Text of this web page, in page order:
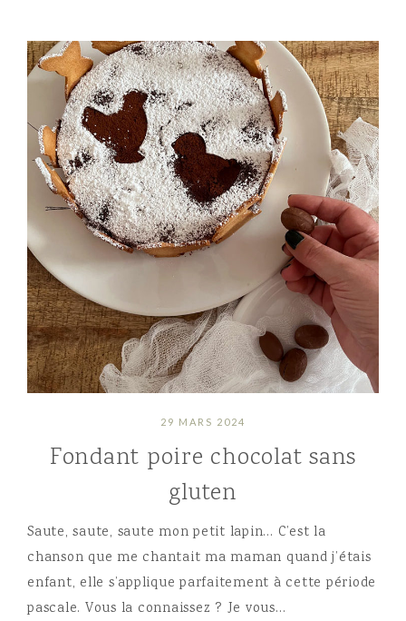
29 MARS 2024
Fondant poire chocolat sans
gluten
Saute, saute, saute mon petit lapin… C’est la
chanson que me chantait ma maman quand j’étais
enfant, elle s’applique parfaitement à cette période
pascale. Vous la connaissez ? Je vous…